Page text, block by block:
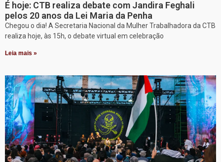
É hoje: CTB realiza debate com Jandira Feghali
pelos 20 anos da Lei Maria da Penha
Chegou o dia! A Secretaria Nacional da Mulher Trabalhadora da CTB
realiza hoje, às 15h, o debate virtual em celebração
Leia mais »